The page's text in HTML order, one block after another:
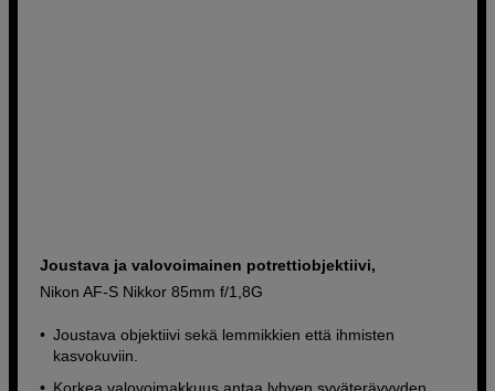
Joustava ja valovoimainen potrettiobjektiivi,
Nikon AF-S Nikkor 85mm f/1,8G
Joustava objektiivi sekä lemmikkien että ihmisten
kasvokuviin.